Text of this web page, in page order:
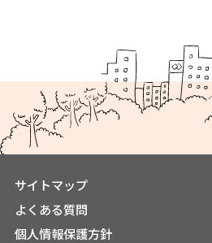
サイトマップ
よくある質問
個人情報保護方針